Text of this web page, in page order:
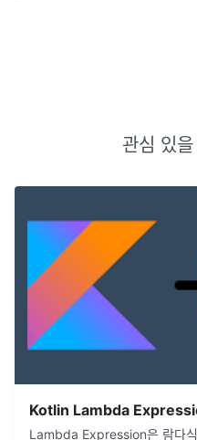
관심 있
Kotlin Lambda
Lambda Expression은 람다